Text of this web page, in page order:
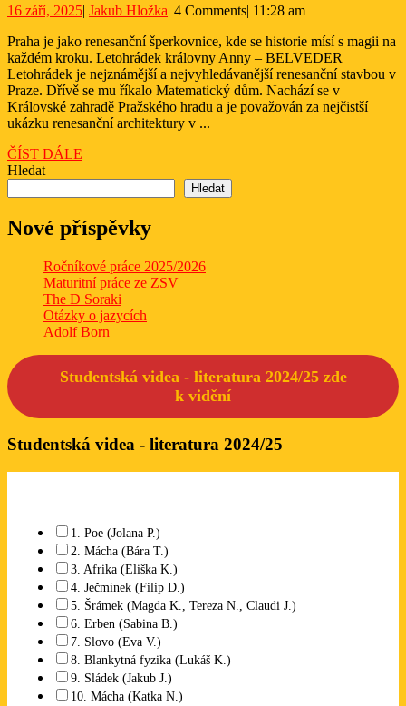
a
její
kouzla
v
Praze
16 září, 202516
2025
| Jakub HložkaJakub
| 4 Comments| 11:28 am
Praha je jako renesanční šperkovnice, kde se historie mísí s magii na
každém kroku. Letohrádek královny Anny – BELVEDER
Letohrádek je nejznámější a nejvyhledávanější renesanční stavbou v
Praze. Dřívě se mu říkalo Matematický dům. Nachází se v
Královské zahradě Pražského hradu a je považován za nejčistší
ukázku renesanční architektury v ...
ČÍST DÁLE
Hledat
Hledat
Nové příspěvky
Ročníkové práce 2025/2026
Maturitní práce ze ZSV
The D Soraki
Otázky o jazycích
Adolf Born
Studentská videa - literatura 2024/25 zde
k vidění
Studentská videa - literatura 2024/25
1. Poe (Jolana P.)
2. Mácha (Bára T.)
3. Afrika (Eliška K.)
4. Ječmínek (Filip D.)
5. Šrámek (Magda K., Tereza N., Claudi J.)
6. Erben (Sabina B.)
7. Slovo (Eva V.)
8. Blankytná fyzika (Lukáš K.)
9. Sládek (Jakub J.)
10. Mácha (Katka N.)